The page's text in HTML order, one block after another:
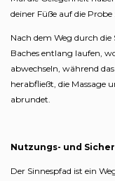
deiner Füße auf die Probe
Nach dem Weg durch
Baches entlang laufen,
abwechseln, während
herabfließt, die Massage
abrundet.
Nutzungs- und
Der Sinnespfad ist ein